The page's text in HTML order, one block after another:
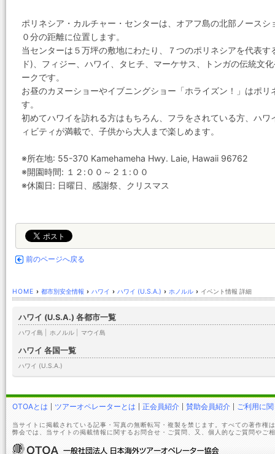
ポリネシア・カルチャー・センターは、オアフ島の北部ノース
０分の距離に位置します。
当センターは５万坪の敷地にわたり、７つのポリネシアを代表
ド)、フィジー、ハワイ、タヒチ、マーケサス、トンガの伝統文
ークです。
お昼のカヌーショーやイブニングショー「ホライズン！」はポ
す。
初めてハワイを訪れる方はもちろん、フラをされている方、ハ
ィビティが満載で、子供から大人まで楽しめます。
※所在地: 55-370 Kamehameha Hwy. Laie, Hawaii 96762
※開園時間: １２:００～２１:００
※休園日: 日曜日、感謝祭、クリスマス
前のページへ戻る
HOME › 都市別安全情報 › ハワイ › ハワイ (U.S.A.) › ホノルル › イベント情報 詳細
ハワイ (U.S.A.) 各都市一覧
ハワイ島 ホノルル マウイ島
ハワイ 各国一覧
ハワイ (U.S.A.)
OTOAとは ツアーオペレーターとは 正会員紹介 賛助会員紹介 ご利用に
当サイトに掲載されている記事・写真の無断転写・複製を禁じます。すべての著作権
弊会では、当サイトの掲載情報に関するお問合せ・ご質問、又、個人的なご質問やご